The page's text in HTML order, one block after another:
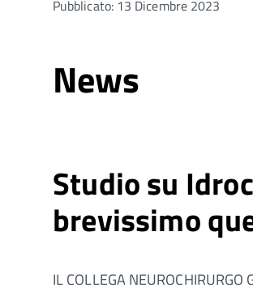
Pubblicato: 13 Dicembre 2023
News
Studio su
brevissimo
IL COLLEGA